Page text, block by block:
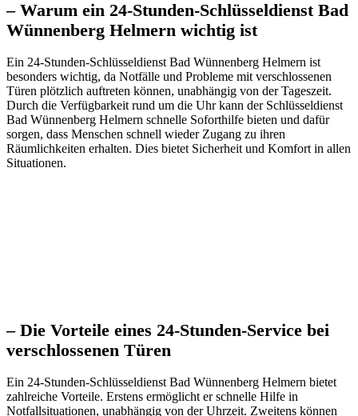
– Warum ein 24-Stunden-Schlüsseldienst Bad
Wünnenberg Helmern wichtig ist
Ein 24-Stunden-Schlüsseldienst Bad Wünnenberg Helmern ist
besonders wichtig, da Notfälle und Probleme mit verschlossenen
Türen plötzlich auftreten können, unabhängig von der Tageszeit.​
Durch die Verfügbarkeit rund um die Uhr kann der Schlüsseldienst
Bad Wünnenberg Helmern schnelle Soforthilfe bieten und dafür
sorgen, dass Menschen schnell wieder Zugang zu ihren
Räumlichkeiten erhalten.​ Dies bietet Sicherheit und Komfort in allen
Situationen.
– Die Vorteile eines 24-Stunden-Service bei
verschlossenen Türen
Ein 24-Stunden-Schlüsseldienst Bad Wünnenberg Helmern bietet
zahlreiche Vorteile.​ Erstens ermöglicht er schnelle Hilfe in
Notfallsituationen, unabhängig von der Uhrzeit.​ Zweitens können